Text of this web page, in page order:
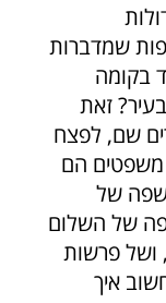
שמדברות
בקומה
זאת
שם, לפצח
הם
של
של השלום
ושל פרשות
איך